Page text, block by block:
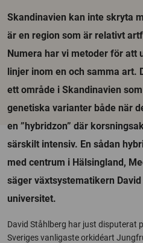
Skandinavien kan inte skryta
är en region som är relativt
Numera har vi metoder för att
linjer inom en och samma art.
ett område i Skandinavien
genetiska varianter både när
en ”hybridzon” där
särskilt intensiv. En sådan
med centrum i Hälsingland,
säger växtsystematikern
universitet.
David Ståhlberg har just disputerat
Sveriges vanligaste orkidéart